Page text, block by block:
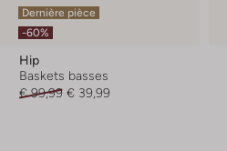
Dernière pièce
-60%
Hip
Baskets basses
€ 99,99 € 39,99